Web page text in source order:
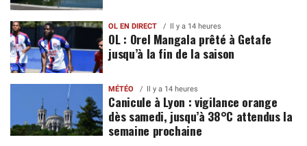
OL EN DIRECT Il y a 14 heures
OL : Orel Mangala prêté à Getafe
jusqu’à la fin de la saison
MÉTÉO Il y a 14 heures
Canicule à Lyon : vigilance orange
dès samedi, jusqu’à 38°C attendus la
semaine prochaine